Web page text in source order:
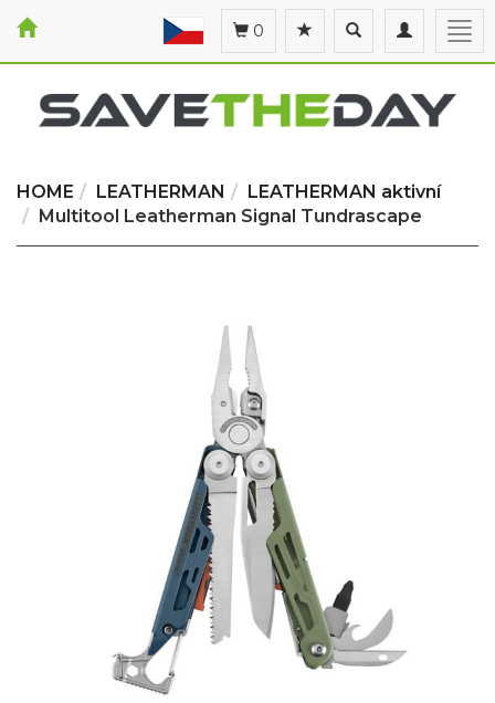
Toggle
navigation
Toggle
search
0
HOME LEATHERMAN
LEATHERMAN aktivní
Multitool Leatherman Signal Tundrascape